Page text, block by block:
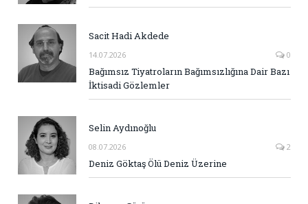
Sacit Hadi Akdede
14.07.2026 0
Bağımsız Tiyatroların Bağımsızlığına Dair Bazı
İktisadi Gözlemler
Selin Aydınoğlu
08.07.2026 2
Deniz Göktaş Ölü Deniz Üzerine